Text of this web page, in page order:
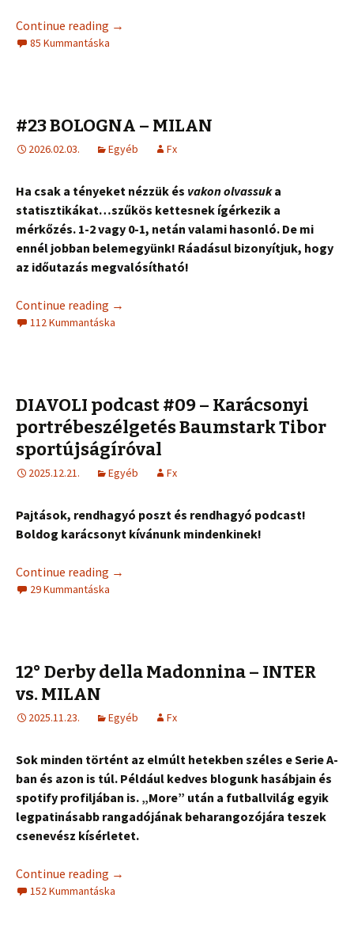
Continue reading →
85 Kummantáska
#23 BOLOGNA – MILAN
2026.02.03. Egyéb Fx
Ha csak a tényeket nézzük és vakon olvassuka
statisztikákat…szűkös kettesnek ígérkezik a
mérkőzés. 1-2 vagy 0-1, netán valami hasonló. De mi
ennél jobban belemegyünk! Ráadásul bizonyítjuk, hogy
az időutazás megvalósítható!
Continue reading →
112 Kummantáska
DIAVOLI podcast #09 – Karácsonyi
portrébeszélgetés Baumstark Tibor
sportújságíróval
2025.12.21. Egyéb Fx
Pajtások, rendhagyó poszt és rendhagyó podcast!
Boldog karácsonyt kívánunk mindenkinek!
Continue reading →
29 Kummantáska
12° Derby della Madonnina – INTER
vs. MILAN
2025.11.23. Egyéb Fx
Sok minden történt az elmúlt hetekben széles e Serie A-
ban és azon is túl. Például kedves blogunk hasábjain és
spotify profiljában is. „More” után a futballvilág egyik
legpatinásabb rangadójának beharangozójára teszek
csenevész kísérletet.
Continue reading →
152 Kummantáska